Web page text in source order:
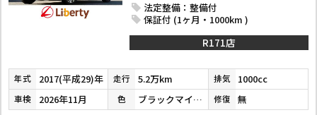
法定整備：整備付
保証付 (1ヶ月・1000km )
R171店
年式 2017(平成29)年 走行 5.2万km 排気 1000cc
車検 2026年11月 色 ブラックマイカメタリック 修復 無